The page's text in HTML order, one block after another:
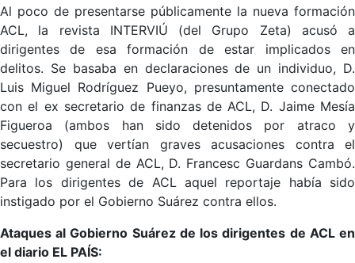
Al poco de presentarse públicamente la nueva formación
ACL, la revista INTERVIÚ (del Grupo Zeta) acusó a
dirigentes de esa formación de estar implicados en
delitos. Se basaba en declaraciones de un individuo, D.
Luis Miguel Rodríguez Pueyo, presuntamente conectado
con el ex secretario de finanzas de ACL, D. Jaime Mesía
Figueroa (ambos han sido detenidos por atraco y
secuestro) que vertían graves acusaciones contra el
secretario general de ACL, D. Francesc Guardans Cambó.
Para los dirigentes de ACL aquel reportaje había sido
instigado por el Gobierno Suárez contra ellos.
Ataques al Gobierno Suárez de los dirigentes de ACL en
el diario EL PAÍS: